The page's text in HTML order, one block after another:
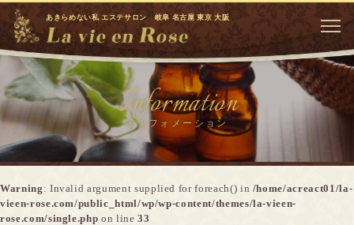
あきらめない私 エステサロン 岐阜 名古屋 東京 大阪
Information
インフォメーション
Warning : Invalid argument supplied for foreach() in /home/acreact01/la-
vieen-rose.com/public_html/wp/wp-content/themes/la-vieen-
rose.com/single.php on line33